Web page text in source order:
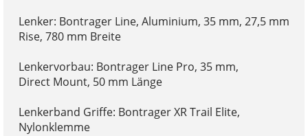
Lenker: Bontrager Line, Aluminium, 35 mm, 27,5 mm
Rise, 780 mm Breite
Lenkervorbau: Bontrager Line Pro, 35 mm,
Direct Mount, 50 mm Länge
Lenkerband Griffe: Bontrager XR Trail Elite,
Nylonklemme